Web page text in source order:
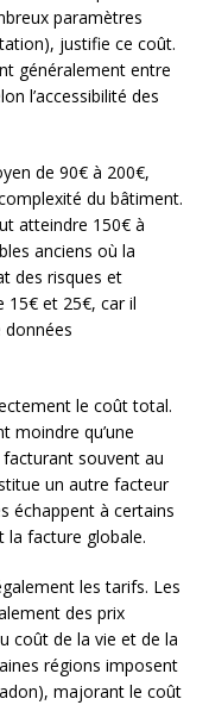
paramètres
justifie ce coût.
généralement entre
l’accessibilité des
de 90€ à 200€,
du bâtiment.
atteindre 150€ à
anciens où la
des risques et
15€ et 25€, car il
données
le coût total.
moindre qu’une
souvent au
un autre facteur
échappent à certains
la facture globale.
les tarifs. Les
des prix
coût de la vie et de la
régions imposent
majorant le coût